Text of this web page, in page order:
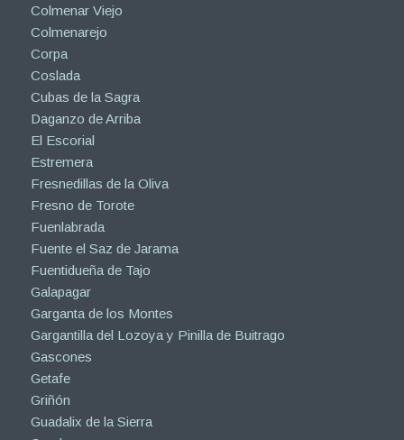
Colmenar Viejo
Colmenarejo
Corpa
Coslada
Cubas de la Sagra
Daganzo de Arriba
El Escorial
Estremera
Fresnedillas de la Oliva
Fresno de Torote
Fuenlabrada
Fuente el Saz de Jarama
Fuentidueña de Tajo
Galapagar
Garganta de los Montes
Gargantilla del Lozoya y Pinilla de Buitrago
Gascones
Getafe
Griñón
Guadalix de la Sierra